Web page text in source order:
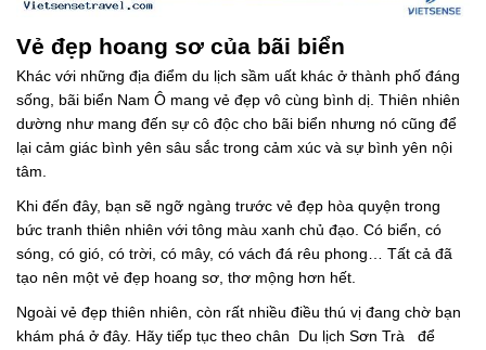
Vẻ đẹp hoang sơ của bãi biển
Khác với những địa điểm du lịch sầm uất khác ở thành phố đáng
sống, bãi biển Nam Ô mang vẻ đẹp vô cùng bình dị. Thiên nhiên
dường như mang đến sự cô độc cho bãi biển nhưng nó cũng để
lại cảm giác bình yên sâu sắc trong cảm xúc và sự bình yên nội
tâm.
Khi đến đây, bạn sẽ ngỡ ngàng trước vẻ đẹp hòa quyện trong
bức tranh thiên nhiên với tông màu xanh chủ đạo. Có biển, có
sóng, có gió, có trời, có mây, có vách đá rêu phong… Tất cả đã
tạo nên một vẻ đẹp hoang sơ, thơ mộng hơn hết.
Ngoài vẻ đẹp thiên nhiên, còn rất nhiều điều thú vị đang chờ bạn
khám phá ở đây. Hãy tiếp tục theo chân Du lịch Sơn Trà để